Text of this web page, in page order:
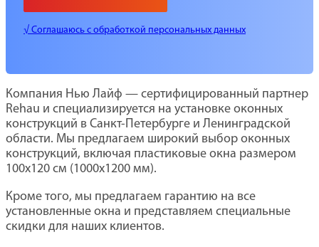
√ Соглашаюсь с обработкой персональных данных
Компания Нью Лайф — сертифицированный партнер
Rehau и специализируется на установке оконных
конструкций в Санкт-Петербурге и Ленинградской
области. Мы предлагаем широкий выбор оконных
конструкций, включая пластиковые окна размером
100х120 см (1000х1200 мм).
Кроме того, мы предлагаем гарантию на все
установленные окна и представляем специальные
скидки для наших клиентов.